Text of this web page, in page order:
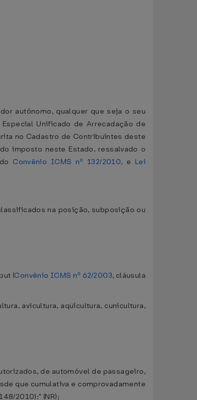
autônomo, qualquer que seja o seu
Unificado de Arrecadação de
no Cadastro de Contribuintes deste
imposto neste Estado, ressalvado o
Convênio ICMS nº 132/2010, e Lei
na posição, subposição ou
(Convênio ICMS nº 62/2003, cláusula
avicultura, aqüicultura, cunicultura,
de automóvel de passageiro,
que cumulativa e comprovadamente
2010):" (NR);